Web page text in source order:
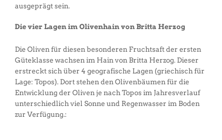
ausgeprägt sein.
Die vier Lagen im Olivenhain von Britta Herzog
Die Oliven für diesen besonderen Fruchtsaft der ersten
Güteklasse wachsen im Hain von Britta Herzog. Dieser
erstreckt sich über 4 geografische Lagen (griechisch für
Lage: Topos). Dort stehen den Olivenbäumen für die
Entwicklung der Oliven je nach Topos im Jahresverlauf
unterschiedlich viel Sonne und Regenwasser im Boden
zur Verfügung.: